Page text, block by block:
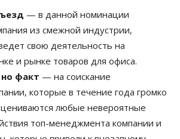
— в данной номинации
из смежной индустрии,
свою деятельность на
и рынке товаров для офиса.
факт — на соискание
которые в течение года громко
любые невероятные
топ-менеджмента компании и